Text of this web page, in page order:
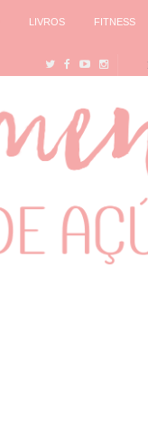
LIVROS FITNESS